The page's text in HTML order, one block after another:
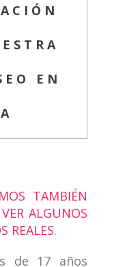
EN
TAMBIÉN
ALGUNOS
REALES.
de 17 años